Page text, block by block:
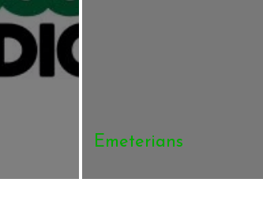
Emeterians